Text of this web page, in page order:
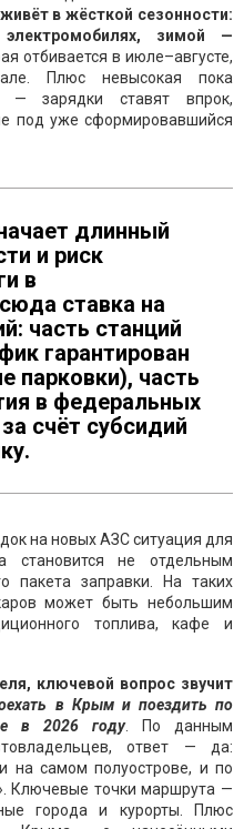
в жёсткой сезонности:
зимой —
отбивается в июле–августе,
Плюс невысокая пока
— зарядки ставят впрок,
под уже сформировавшийся
длинный
и риск
в
ставка на
часть станций
гарантирован
парковки), часть
в федеральных
счёт субсидий
на новых АЗС ситуация для
становится не отдельным
пакета заправки. На таких
может быть небольшим
топлива, кафе и
ключевой вопрос звучит
в Крым и поездить по
в 2026 году. По данным
ответ — да:
на самом полуострове, и по
Ключевые точки маршрута —
города и курорты. Плюс